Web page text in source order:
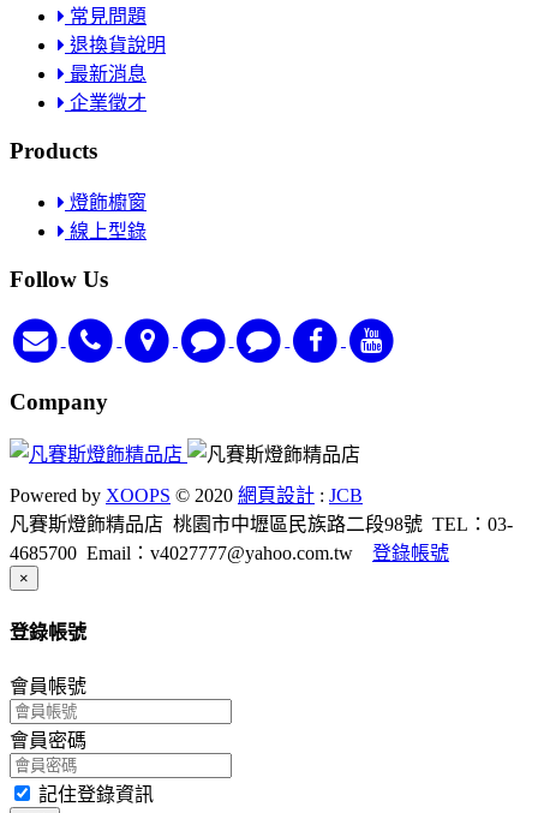
常見問題
退換貨說明
最新消息
企業徵才
Products
燈飾櫥窗
線上型錄
Follow Us
Company
Powered by XOOPS © 2020 網頁設計 : JCB
凡賽斯燈飾精品店 桃園市中壢區民族路二段98號 TEL：03-
4685700 Email：v4027777@yahoo.com.tw 登錄帳號
×
登錄帳號
會員帳號
會員密碼
記住登錄資訊